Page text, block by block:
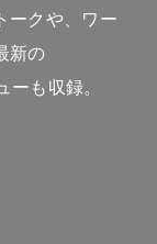
ークや、ワー
新の
も収録。